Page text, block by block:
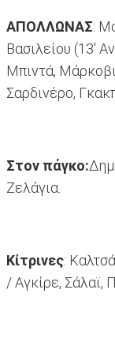
ΑΠΟΛΛΩΝΑΣ:
Βασιλείου (13'
Μπιντά,
Σαρδινέρο,
Στον πάγκο:
Ζελάγια.
Κίτρινες:
/ Αγκίρε, Σάλαϊ,